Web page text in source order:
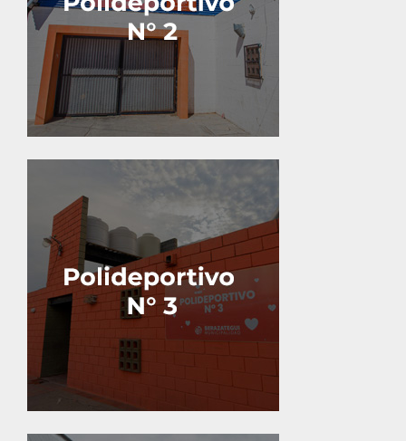
Calle 18 y 117.
Calle 459 entre 408 y 409.